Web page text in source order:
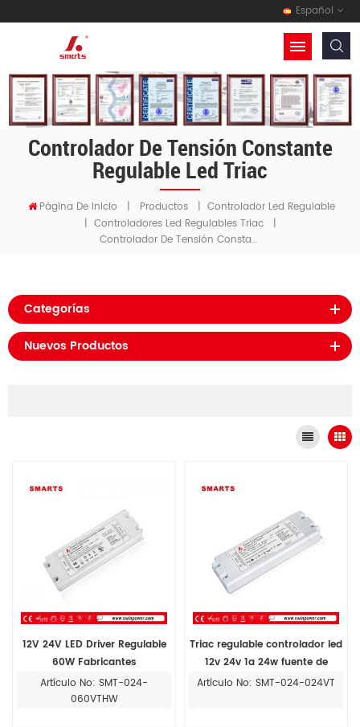
Español
Controlador De Tensión Constante
Regulable Led Triac
Página De Inicio | Productos | Controlador Led Regulable
| Controladores Led Regulables Triac
|
Controlador De Tensión Constante Regulable Led Triac
Categorías
Nuevos Productos
12V 24V LED Driver Regulable
60W Fabricantes
Artículo No: SMT-024-
060VTHW
Triac regulable controlador led
12v 24v 1a 24w fuente de
alimentación para iluminación
Artículo No: SMT-024-024VT